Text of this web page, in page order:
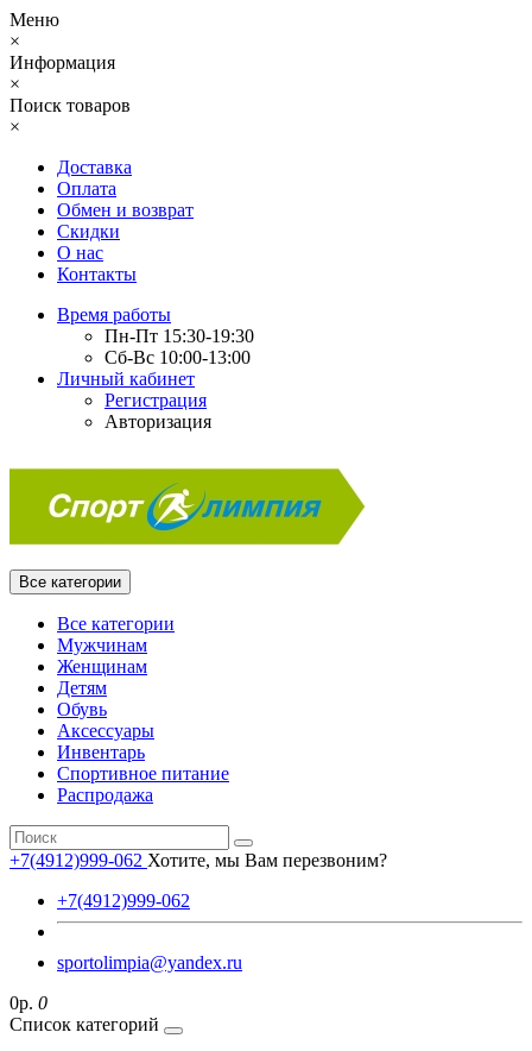
Меню
×
Информация
×
Поиск товаров
×
Доставка
Оплата
Обмен и возврат
Скидки
О нас
Контакты
Время работы
Пн-Пт 15:30-19:30
Сб-Вс 10:00-13:00
Личный кабинет
Регистрация
Авторизация
Все категории
Все категории
Мужчинам
Женщинам
Детям
Обувь
Аксессуары
Инвентарь
Спортивное питание
Распродажа
+7(4912)999-062 Хотите, мы Вам перезвоним?
+7(4912)999-062
sportolimpia@yandex.ru
0р. 0
Список категорий